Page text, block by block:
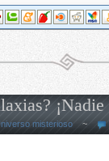
misterioso ~